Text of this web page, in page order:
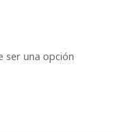
ser una opción